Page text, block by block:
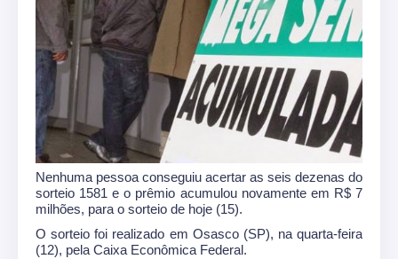
Nenhuma pessoa conseguiu acertar as seis dezenas do
sorteio 1581 e o prêmio acumulou novamente em R$ 7
milhões, para o sorteio de hoje (15).
O sorteio foi realizado em Osasco (SP), na quarta-feira
(12), pela Caixa Econômica Federal.